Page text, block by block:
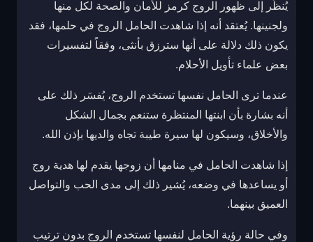
يُنظَر إلى ظهور الروج كرمز للأمان والصحة لكل منها
ولجنينها. يُعتقد أنه إذا شاهدت الحامل الروج في حلمها، فقد
يكون ذلك دلالة على أنها سترزق بأنثى، وفقاً لتفسيرات
بعض علماء تأويل الأحلام.
عندما ترى الحامل نفسها تستخدم الروج، يُفسَر ذلك على
أنه بشارة بأن ابنتها المنتظرة ستنعم بجمال الشكل
والأخلاق، وسيكون لها سيرة طيبة تجاه والديها بإذن الله.
إذا شاهدت الحامل في منامها أن زوجها يقدم لها هدية روج
أو يساعدها في وضعه، يُشير ذلك إلى مدى الحب والتواصل
العميق بينهما.
وفي حالة رؤية الحامل لنفسها تستخدم الروج بدون ترتيب